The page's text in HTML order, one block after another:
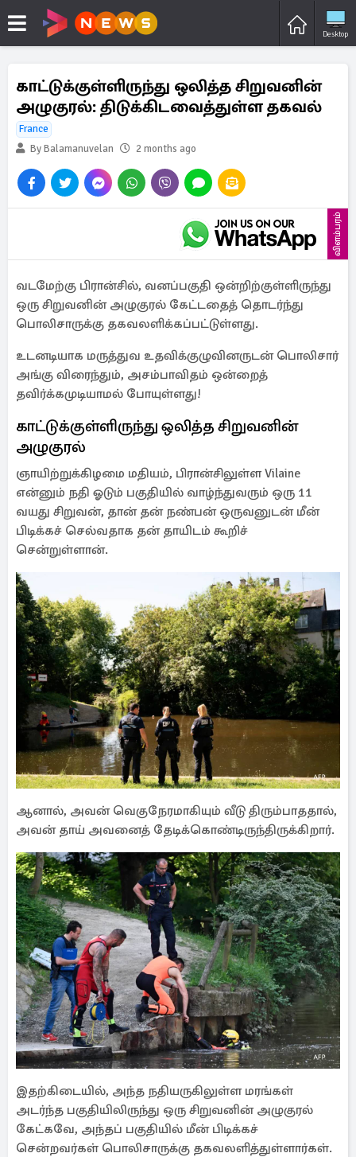
Desktop
காட்டுக்குள்ளிருந்து ஒலித்த சிறுவனின்
அழுகுரல்: திடுக்கிடவைத்துள்ள தகவல்
France
By Balamanuvelan
2 months ago
விளம்பரம்
வடமேற்கு பிரான்சில், வனப்பகுதி ஒன்றிற்குள்ளிருந்து
ஒரு சிறுவனின் அழுகுரல் கேட்டதைத் தொடர்ந்து
பொலிசாருக்கு தகவலளிக்கப்பட்டுள்ளது.
உடனடியாக மருத்துவ உதவிக்குழுவினருடன் பொலிசார்
அங்கு விரைந்தும், அசம்பாவிதம் ஒன்றைத்
தவிர்க்கமுடியாமல் போயுள்ளது!
காட்டுக்குள்ளிருந்து ஒலித்த சிறுவனின்
அழுகுரல்
ஞாயிற்றுக்கிழமை மதியம், பிரான்சிலுள்ள Vilaine
என்னும் நதி ஓடும் பகுதியில் வாழ்ந்துவரும் ஒரு 11
வயது சிறுவன், தான் தன் நண்பன் ஒருவனுடன் மீன்
பிடிக்கச் செல்வதாக தன் தாயிடம் கூறிச்
சென்றுள்ளான்.
ஆனால், அவன் வெகுநேரமாகியும் வீடு திரும்பாததால்,
அவன் தாய் அவனைத் தேடிக்கொண்டிருந்திருக்கிறார்.
இதற்கிடையில், அந்த நதியருகிலுள்ள மரங்கள்
அடர்ந்த பகுதியிலிருந்து ஒரு சிறுவனின் அழுகுரல்
கேட்கவே, அந்தப் பகுதியில் மீன் பிடிக்கச்
சென்றவர்கள் பொலிசாருக்கு தகவலளித்துள்ளார்கள்.